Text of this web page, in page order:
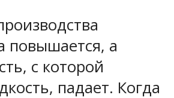
повышается, а
с которой
падает. Когда